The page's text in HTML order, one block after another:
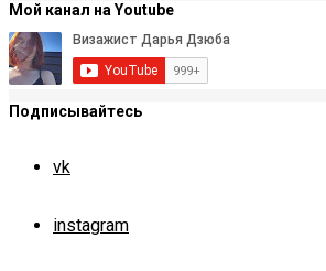
Мой канал на Youtube
Подписывайтесь
vk
instagram